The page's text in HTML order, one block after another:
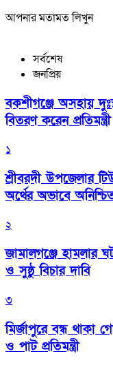
আপনার মতামত লিখুন
সর্বশেষ
জনপ্রিয়
বকশীগঞ্জে অসহায়
বিতরণ করেন প্রতিমন্ত্রী
১
শ্রীবরদী উপজেলার
অর্থের অভাবে
২
জামালগঞ্জে হামলার
ও সুষ্ঠু বিচার দাবি
৩
মির্জাপুরে বন্ধ থাকা
ও পাট প্রতিমন্ত্রী